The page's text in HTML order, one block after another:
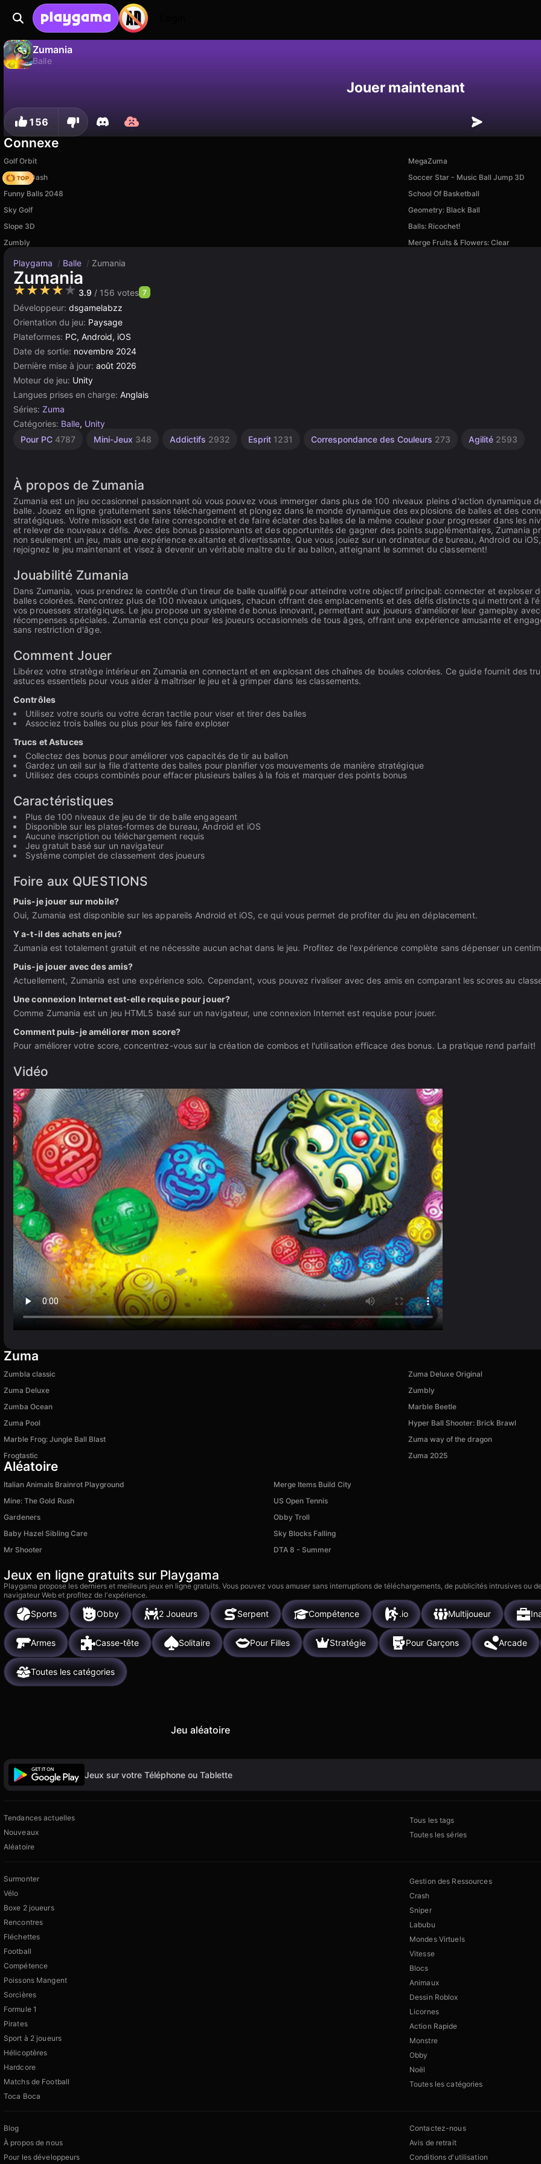
Zumania
Balle
Jouer maintenant
156
Connexe
Golf Orbit
MegaZuma
Soccer Dash
Soccer Star - Music Ball Jump 3D
Funny Balls 2048
School Of Basketball
Sky Golf
Geometry: Black Ball
Slope 3D
Balls: Ricochet!
Zumbly
Merge Fruits & Flowers: Clear
Playgama / Balle / Zumania
Zumania
★★★★★ 3.9 / 156 votes 7
Développeur: dsgamelabzz
Orientation du jeu: Paysage
Plateformes: PC, Android, iOS
Date de sortie: novembre 2024
Dernière mise à jour: août 2026
Moteur de jeu: Unity
Langues prises en charge: Anglais
Séries: Zuma
Catégories: Balle, Unity
Pour PC 4787 Mini-Jeux 348 Addictifs 2932 Esprit 1231 Correspondance des Couleurs 273 Agilité 2593
Bureau
À 1
Navigateur
Unity
À propos de Zumania
Zumania est un jeu occasionnel passionnant où vous pouvez vous immerger dans plus de 100 niveaux pleins d'action dynamique
balle. Jouez en ligne gratuitement sans téléchargement et plongez dans le monde dynamique des explosions de balles et des
stratégiques. Votre mission est de faire correspondre et de faire éclater des balles de la même couleur pour progresser dans les
et relever de nouveaux défis. Avec des bonus passionnants et des opportunités de gagner des points supplémentaires, Zumania
non seulement un jeu, mais une expérience exaltante et divertissante. Que vous jouiez sur un ordinateur de bureau, Android ou iOS,
rejoignez le jeu maintenant et visez à devenir un véritable maître du tir au ballon, atteignant le sommet du classement!
Jouabilité Zumania
Dans Zumania, vous prendrez le contrôle d'un tireur de balle qualifié pour atteindre votre objectif principal: connecter et exploser
balles colorées. Rencontrez plus de 100 niveaux uniques, chacun offrant des emplacements et des défis distincts qui mettront à
vos prouesses stratégiques. Le jeu propose un système de bonus innovant, permettant aux joueurs d'améliorer leur gameplay
récompenses spéciales. Zumania est conçu pour les joueurs occasionnels de tous âges, offrant une expérience amusante et
sans restriction d'âge.
Comment Jouer
Libérez votre stratège intérieur en Zumania en connectant et en explosant des chaînes de boules colorées. Ce guide fournit des
astuces essentiels pour vous aider à maîtriser le jeu et à grimper dans les classements.
Contrôles
Utilisez votre souris ou votre écran tactile pour viser et tirer des balles
Associez trois balles ou plus pour les faire exploser
Trucs et Astuces
Collectez des bonus pour améliorer vos capacités de tir au ballon
Gardez un œil sur la file d'attente des balles pour planifier vos mouvements de manière stratégique
Utilisez des coups combinés pour effacer plusieurs balles à la fois et marquer des points bonus
Caractéristiques
Plus de 100 niveaux de jeu de tir de balle engageant
Disponible sur les plates-formes de bureau, Android et iOS
Aucune inscription ou téléchargement requis
Jeu gratuit basé sur un navigateur
Système complet de classement des joueurs
Foire aux QUESTIONS
Puis-je jouer sur mobile?
Oui, Zumania est disponible sur les appareils Android et iOS, ce qui vous permet de profiter du jeu en déplacement.
Y a-t-il des achats en jeu?
Zumania est totalement gratuit et ne nécessite aucun achat dans le jeu. Profitez de l'expérience complète sans dépenser un
Puis-je jouer avec des amis?
Actuellement, Zumania est une expérience solo. Cependant, vous pouvez rivaliser avec des amis en comparant les scores au
Une connexion Internet est-elle requise pour jouer?
Comme Zumania est un jeu HTML5 basé sur un navigateur, une connexion Internet est requise pour jouer.
Comment puis-je améliorer mon score?
Pour améliorer votre score, concentrez-vous sur la création de combos et l'utilisation efficace des bonus. La pratique rend parfait!
Vidéo
Zuma
Zumbla classic
Zuma Deluxe Original
Zuma Deluxe
Zumbly
Zumba Ocean
Marble Beetle
Zuma Pool
Hyper Ball Shooter: Brick Brawl
Marble Frog: Jungle Ball Blast
Zuma way of the dragon
Frogtastic
Zuma 2025
Aléatoire
Italian Animals Brainrot Playground Merge Items Build City
Mine: The Gold Rush
US Open Tennis
Gardeners
Obby Troll
Baby Hazel Sibling Care
Sky Blocks Falling
Mr Shooter
DTA 8 - Summer
Jeux en ligne gratuits sur Playgama
Playgama propose les derniers et meilleurs jeux en ligne gratuits. Vous pouvez vous amuser sans interruptions de téléchargements, de publicités intrusives ou
navigateur Web et profitez de l'expérience.
Sports Obby 2 Joueurs Serpent Compétence .io Multijoueur
Armes Casse-tête Solitaire Pour Filles Stratégie Pour Garçons Arcade
Toutes les catégories
Jeu aléatoire
Jeux sur votre Téléphone ou Tablette
Tendances actuelles
Nouveaux
Aléatoire
Tous les tags
Toutes les séries
Surmonter
Vélo
Boxe 2 joueurs
Rencontres
Fléchettes
Football
Compétence
Poissons Mangent
Sorcières
Formule 1
Pirates
Sport à 2 joueurs
Hélicoptères
Hardcore
Matchs de Football
Toca Boca
Gestion des Ressources
Crash
Sniper
Labubu
Mondes Virtuels
Vitesse
Blocs
Animaux
Dessin Roblox
Licornes
Action Rapide
Monstre
Obby
Noël
Toutes les catégories
Blog
À propos de nous
Pour les développeurs
Contactez-nous
Avis de retrait
Conditions d'utilisation